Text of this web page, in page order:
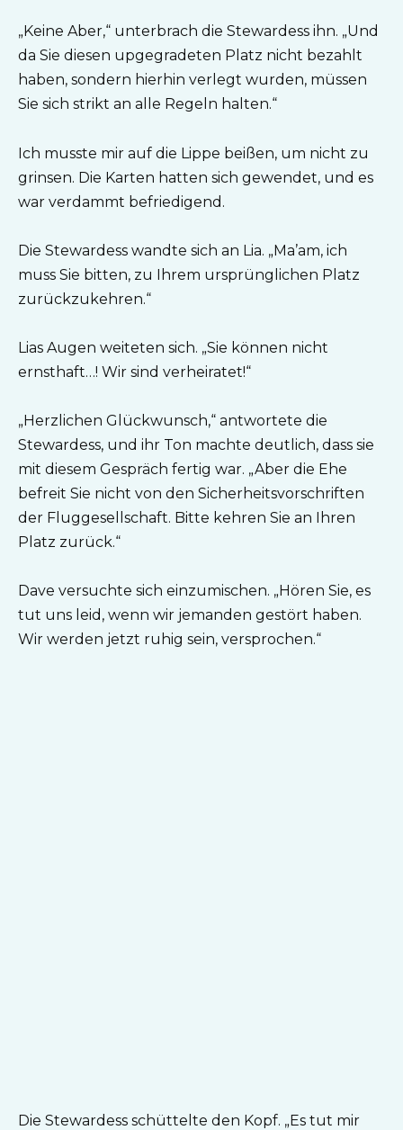
„Keine Aber,“ unterbrach die Stewardess ihn. „Und
da Sie diesen upgegradeten Platz nicht bezahlt
haben, sondern hierhin verlegt wurden, müssen
Sie sich strikt an alle Regeln halten.“
Ich musste mir auf die Lippe beißen, um nicht zu
grinsen. Die Karten hatten sich gewendet, und es
war verdammt befriedigend.
Die Stewardess wandte sich an Lia. „Ma’am, ich
muss Sie bitten, zu Ihrem ursprünglichen Platz
zurückzukehren.“
Lias Augen weiteten sich. „Sie können nicht
ernsthaft…! Wir sind verheiratet!“
„Herzlichen Glückwunsch,“ antwortete die
Stewardess, und ihr Ton machte deutlich, dass sie
mit diesem Gespräch fertig war. „Aber die Ehe
befreit Sie nicht von den Sicherheitsvorschriften
der Fluggesellschaft. Bitte kehren Sie an Ihren
Platz zurück.“
Dave versuchte sich einzumischen. „Hören Sie, es
tut uns leid, wenn wir jemanden gestört haben.
Wir werden jetzt ruhig sein, versprochen.“
Die Stewardess schüttelte den Kopf. „Es tut mir